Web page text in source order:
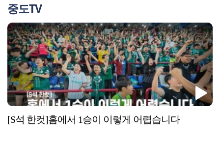
중도TV
[S석 한컷]홈에서 1승이 이렇게 어렵습니다